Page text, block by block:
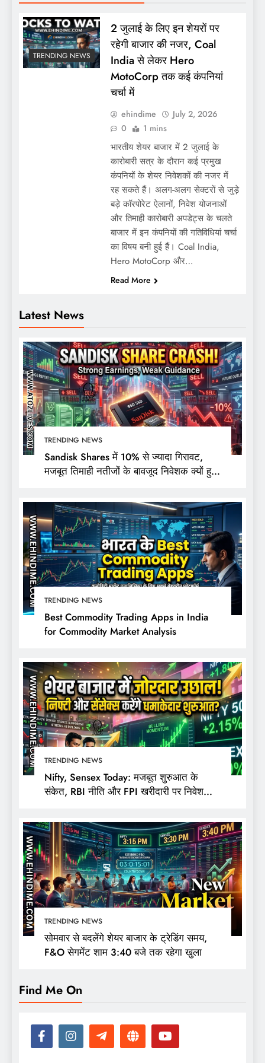
Latest News
TRENDING NEWS
Sandisk Shares में 10% से ज्यादा गिरावट,
मजबूत तिमाही नतीजों के बावजूद निवेशक क्यों हुए
TRENDING NEWS
Best Commodity Trading Apps in India
for Commodity Market Analysis
TRENDING NEWS
Nifty, Sensex Today: मजबूत शुरुआत के
संकेत, RBI नीति और FPI खरीदारी पर निवेशकों
TRENDING NEWS
सोमवार से बदलेंगे शेयर बाजार के ट्रेडिंग समय,
F&O सेगमेंट शाम 3:40 बजे तक रहेगा खुला
TRENDING NEWS
2 जुलाई के लिए इन शेयरों पर
रहेगी बाजार की नजर, Coal
India से लेकर Hero
MotoCorp तक कई कंपनियां
चर्चा में
ehindime
July 2, 2026
0
1 mins
भारतीय शेयर बाजार में 2 जुलाई के
कारोबारी सत्र के दौरान कई प्रमुख
कंपनियों के शेयर निवेशकों की नजर में
रह सकते हैं। अलग-अलग सेक्टरों से जुड़े
बड़े कॉरपोरेट ऐलानों, निवेश योजनाओं
और तिमाही कारोबारी अपडेट्स के चलते
बाजार में इन कंपनियों की गतिविधियां चर्चा
का विषय बनी हुई हैं। Coal India,
Hero MotoCorp और…
Read More
Find Me On